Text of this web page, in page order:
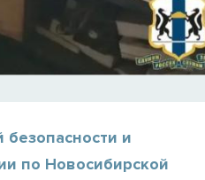
и
по Новосибирской